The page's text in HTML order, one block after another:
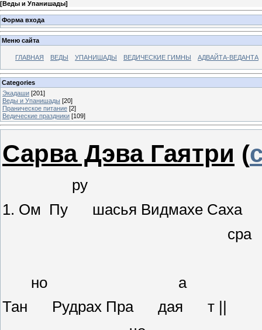
[Веды и Упанишады]
Форма входа
Меню сайта
ГЛАВНАЯ ВЕДЫ УПАНИШАДЫ ВЕДИЧЕСКИЕ ГИМНЫ АДВАЙТА-ВЕДАНТА
Categories
Экадаши [201]
Веды и Упанишады [20]
Праническое питание [2]
Ведические праздники [109]
Сарва Дэва Гаятри (
ру
1. Ом Пу шасья Видмахе
сра
но а
Тан Рудрах Пра дая т ||